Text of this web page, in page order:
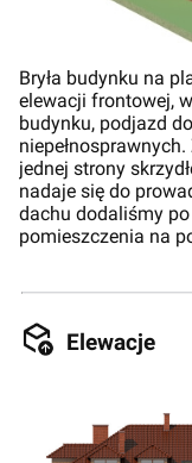
Bryła budynku na
elewacji frontowej,
budynku, podjazd
jednej strony
nadaje się do
dachu dodaliśmy
pomieszczenia na
Elewacje